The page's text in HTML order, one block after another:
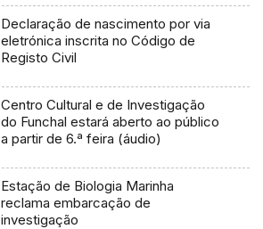
Declaração de nascimento por via
eletrónica inscrita no Código de
Registo Civil
Centro Cultural e de Investigação
do Funchal estará aberto ao público
a partir de 6.ª feira (áudio)
Estação de Biologia Marinha
reclama embarcação de
investigação